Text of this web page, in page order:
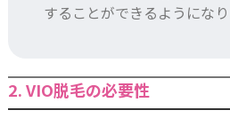
することができるようになり
2. VIO脱毛の必要性